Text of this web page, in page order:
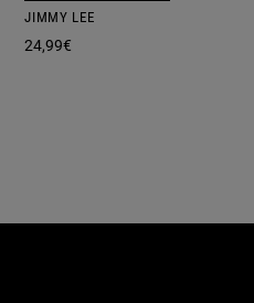
JIMMY LEE
24,99€